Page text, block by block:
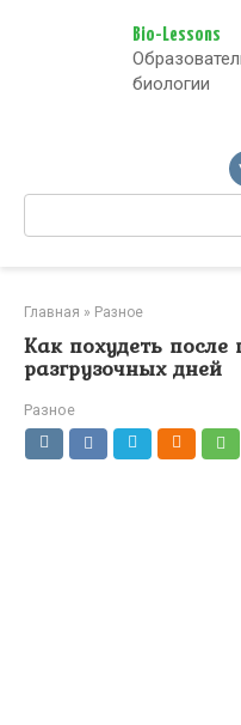
Bio-Lessons
биологии
Поиск:
Главная » Разное
Как похудеть
разгрузочных дней
Разное